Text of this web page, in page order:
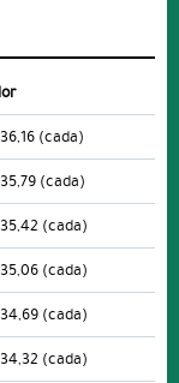
(cada)
(cada)
(cada)
(cada)
(cada)
(cada)